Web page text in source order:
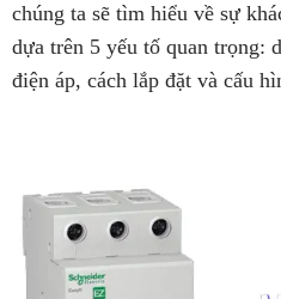
chúng ta sẽ tìm hiểu về sự
dựa trên 5 yếu tố quan trọng:
điện áp, cách lắp đặt và cấu